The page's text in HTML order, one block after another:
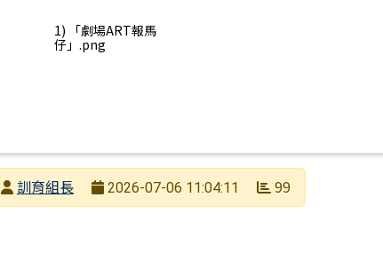
1) 「劇場ART報馬
仔」.png
發布者訓育組長
2026-07-06 11:04:11 99